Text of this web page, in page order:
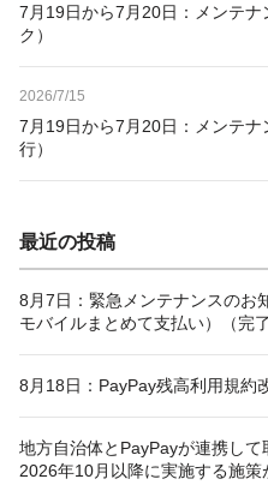
7月19日から7月20日：メンテナ
ク）
2026/7/15
7月19日から7月20日：メンテ
行）
最近の投稿
8月7日：緊急メンテナンスのお
モバイルまとめて支払い）（完了
8月18日：PayPay残高利用規約
地方自治体とPayPayが連携して
2026年10月以降に実施する施策